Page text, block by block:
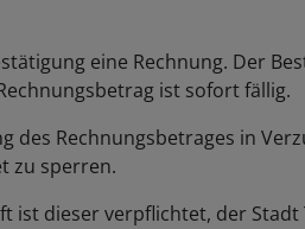
eine Rechnung. Der
ist sofort fällig.
Rechnungsbetrages in
zu sperren.
ist dieser verpflichtet, der